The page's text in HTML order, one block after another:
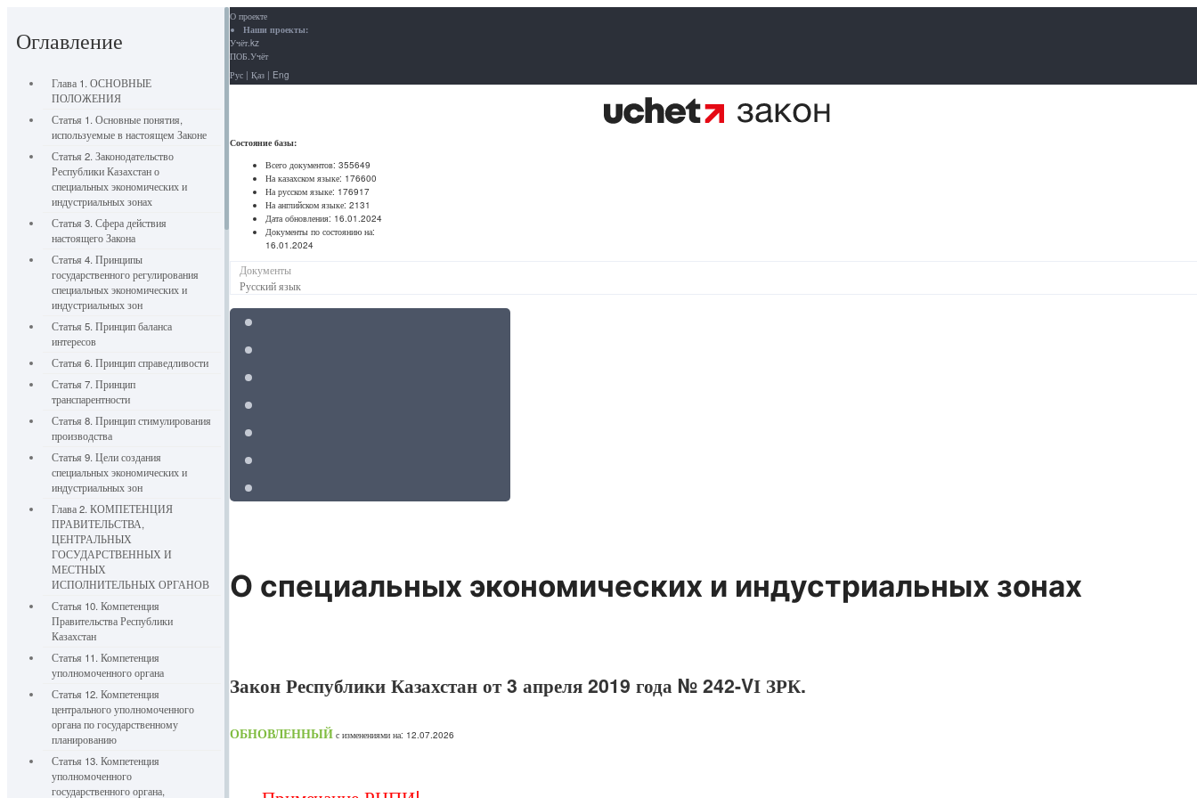
Оглавление
Глава 1. ОСНОВНЫЕ
ПОЛОЖЕНИЯ
Статья 1. Основные понятия,
используемые в настоящем Законе
Статья 2. Законодательство
Республики Казахстан о
специальных экономических и
индустриальных зонах
Статья 3. Сфера действия
настоящего Закона
Статья 4. Принципы
государственного регулирования
специальных экономических и
индустриальных зон
Статья 5. Принцип баланса
интересов
Статья 6. Принцип справедливости
Статья 7. Принцип
транспарентности
Статья 8. Принцип стимулирования
производства
Статья 9. Цели создания
специальных экономических и
индустриальных зон
Глава 2. КОМПЕТЕНЦИЯ
ПРАВИТЕЛЬСТВА,
ЦЕНТРАЛЬНЫХ
ГОСУДАРСТВЕННЫХ И
МЕСТНЫХ
ИСПОЛНИТЕЛЬНЫХ ОРГАНОВ
Статья 10. Компетенция
Правительства Республики
Казахстан
Статья 11. Компетенция
уполномоченного органа
Статья 12. Компетенция
центрального уполномоченного
органа по государственному
планированию
Статья 13. Компетенция
уполномоченного
государственного органа,
О проекте
Наши проекты:
Учёт.kz
ПОБ.Учёт
Рус | Қаз | Eng
Состояние базы:
Всего документов: 355649
На казахском языке: 176600
На русском языке: 176917
На английском языке: 2131
Дата обновления: 16.01.2024
Документы по состоянию на:
16.01.2024
Документы
Русский язык
О специальных экономических и индустриальных зонах
Закон Республики Казахстан от 3 апреля 2019 года № 242-VІ ЗРК.
ОБНОВЛЕННЫЙ с изменениями на: 12.07.2026